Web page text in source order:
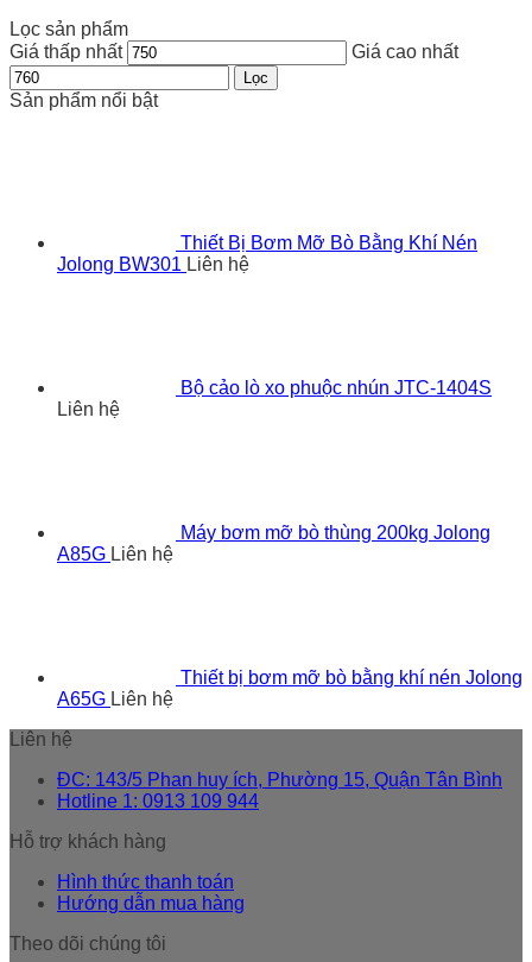
Lọc sản phẩm
Giá thấp nhất
Giá cao nhất
Lọc
Sản phẩm nổi bật
Thiết Bị Bơm Mỡ Bò Bằng Khí Nén
Jolong BW301 Liên hệ
Bộ cảo lò xo phuộc nhún JTC-1404S
Liên hệ
Máy bơm mỡ bò thùng 200kg Jolong
A85G Liên hệ
Thiết bị bơm mỡ bò bằng khí nén Jolong
A65G Liên hệ
Liên hệ
ĐC: 143/5 Phan huy ích, Phường 15, Quận Tân Bình
Hotline 1: 0913 109 944
Hỗ trợ khách hàng
Hình thức thanh toán
Hướng dẫn mua hàng
Theo dõi chúng tôi